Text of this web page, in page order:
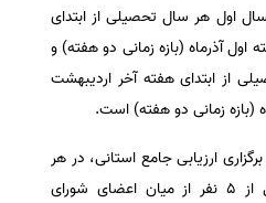
اول هر سال تحصیلی از ابتدای
اول آذرماه (بازه زمانی دو هفته) و
از ابتدای هفته آخر اردیبهشت
(بازه زمانی دو هفته) است.
ارزیابی جامع استانی، در هر
استان کمیته برگزاری متشکل از ۵ نفر از میان اعضای شورای